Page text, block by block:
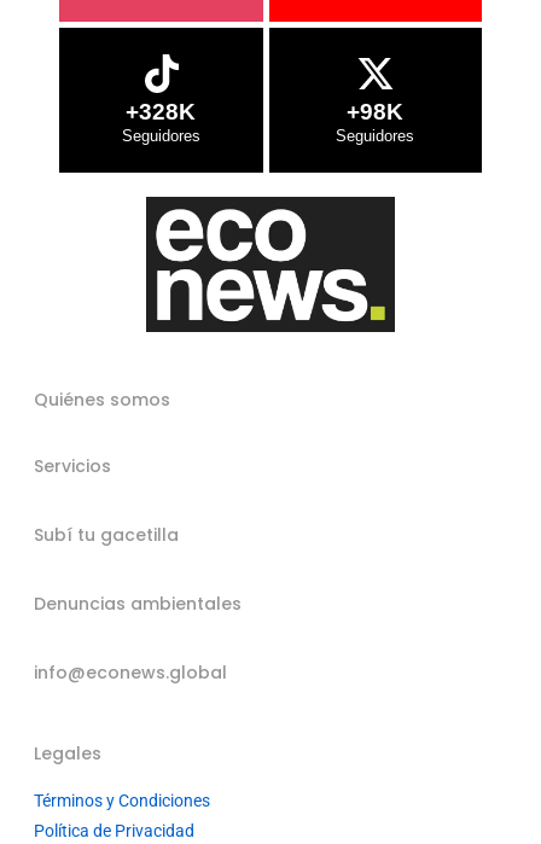
+328K +98K
Quiénes somos
Servicios
Subí tu gacetilla
Denuncias ambientales
info@econews.global
Legales
Términos y Condiciones
Política de Privacidad